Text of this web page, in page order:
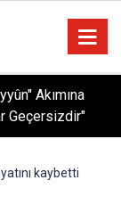
Akımına
Geçersizdir"
kaybetti